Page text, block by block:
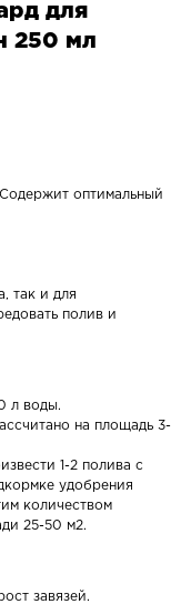
для
250 мл
оптимальный
так и для
полив и
л воды.
на площадь 3-
1-2 полива с
удобрения
количеством
25-50 м2.
завязей.